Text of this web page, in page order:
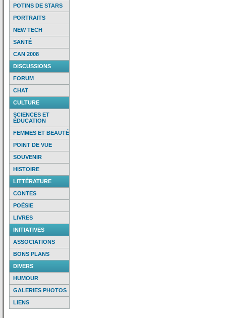
POTINS DE STARS
PORTRAITS
NEW TECH
SANTÉ
CAN 2008
DISCUSSIONS
FORUM
CHAT
CULTURE
SCIENCES ET
ÉDUCATION
FEMMES ET BEAUTÉ
POINT DE VUE
SOUVENIR
HISTOIRE
LITTÉRATURE
CONTES
POÉSIE
LIVRES
INITIATIVES
ASSOCIATIONS
BONS PLANS
DIVERS
HUMOUR
GALERIES PHOTOS
LIENS